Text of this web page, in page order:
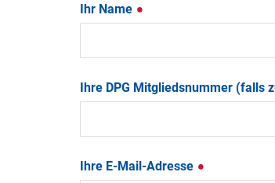
Ihr Name
Ihre DPG Mitgliedsnummer (falls
Ihre E-Mail-Adresse